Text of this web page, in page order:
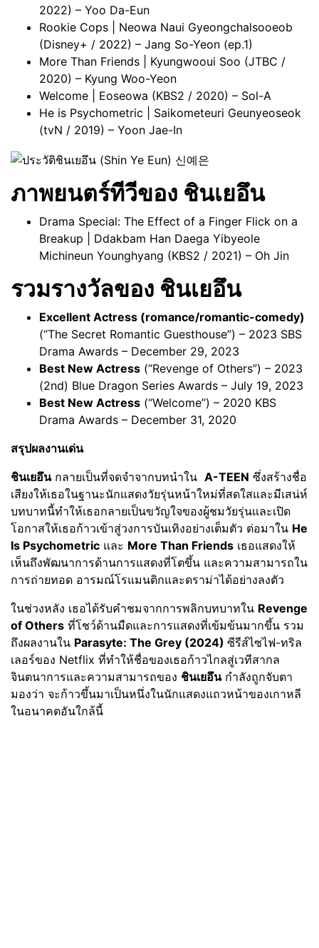
2022) – Yoo Da-Eun
Rookie Cops | Neowa Naui Gyeongchalsooeob
(Disney+ / 2022) – Jang So-Yeon (ep.1)
More Than Friends | Kyungwooui Soo (JTBC /
2020) – Kyung Woo-Yeon
Welcome | Eoseowa (KBS2 / 2020) – Sol-A
He is Psychometric | Saikometeuri Geunyeoseok
(tvN / 2019) – Yoon Jae-In
ภาพยนตร์ทีวีของ ชินเยอึน
Drama Special: The Effect of a Finger Flick on a
Breakup | Ddakbam Han Daega Yibyeole
Michineun Younghyang (KBS2 / 2021) – Oh Jin
รวมรางวัลของ ชินเยอึน
Excellent Actress (romance/romantic-comedy)
(“The Secret Romantic Guesthouse”) – 2023 SBS
Drama Awards – December 29, 2023
Best New Actress (“Revenge of Others”) – 2023
(2nd) Blue Dragon Series Awards – July 19, 2023
Best New Actress (“Welcome”) – 2020 KBS
Drama Awards – December 31, 2020
สรุปผลงานเด่น
ชินเยอึนกลายเป็นที่จดจำจากบทนำใน A-TEEN ซึ่งสร้างชื่อ
เสียงให้เธอในฐานะนักแสดงวัยรุ่นหน้าใหม่ที่สดใสและมีเสน่ห์
บทบาทนี้ทำให้เธอกลายเป็นขวัญใจของผู้ชมวัยรุ่นและเปิด
โอกาสให้เธอก้าวเข้าสู่วงการบันเทิงอย่างเต็มตัว ต่อมาใน He
Is Psychometric และ More Than Friends เธอแสดงให้
เห็นถึงพัฒนาการด้านการแสดงที่โตขึ้น และความสามารถใน
การถ่ายทอด อารมณ์โรแมนติกและดราม่าได้อย่างลงตัว
ในช่วงหลัง เธอได้รับคำชมจากการพลิกบทบาทใน Revenge
of Others ที่โชว์ด้านมืดและการแสดงที่เข้มข้นมากขึ้น รวม
ถึงผลงานใน Parasyte: The Grey (2024) ซีรีส์ไซไฟ-ทริล
เลอร์ของ Netflix ที่ทำให้ชื่อของเธอก้าวไกลสู่เวทีสากล
จินตนาการและความสามารถของ ชินเยอึนกำลังถูกจับตา
มองว่า จะก้าวขึ้นมาเป็นหนึ่งในนักแสดงแถวหน้าของเกาหลี
ในอนาคตอันใกล้นี้